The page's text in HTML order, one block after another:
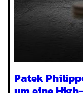
Patek